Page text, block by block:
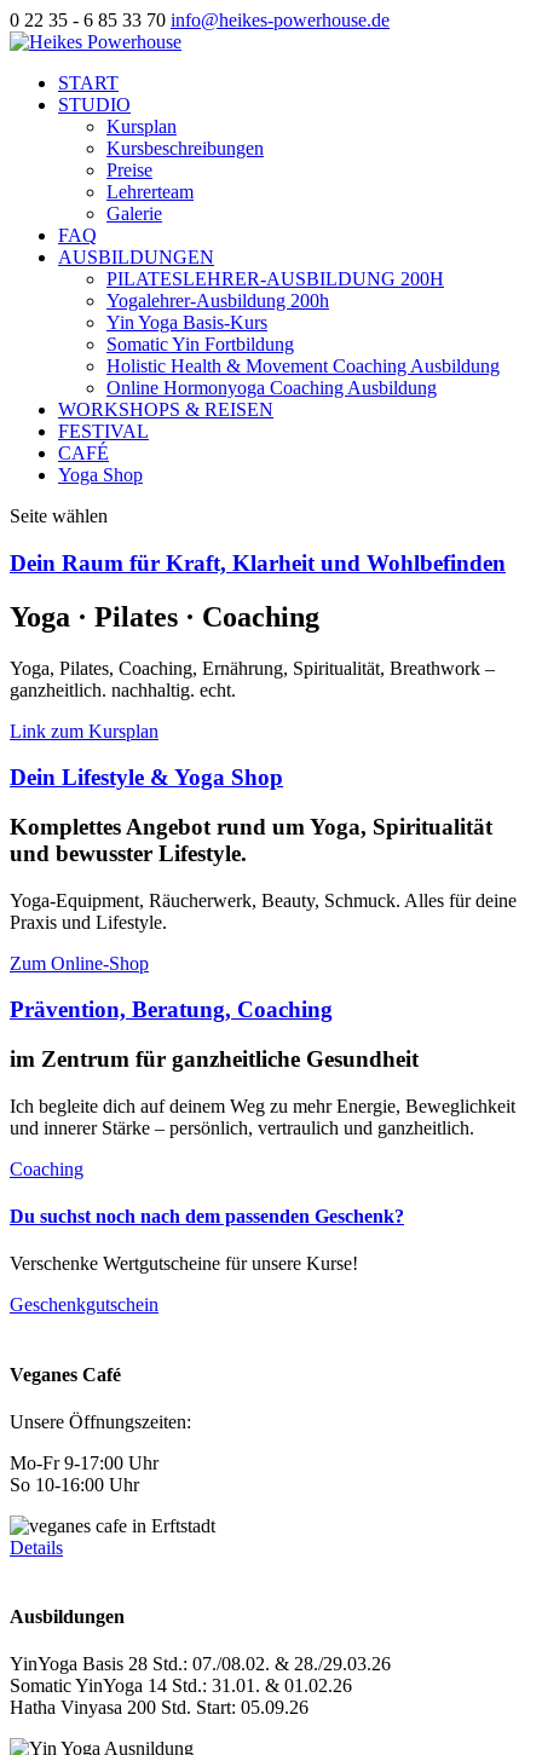
0 22 35 - 6 85 33 70 info@heikes-powerhouse.de
START
STUDIO
Kursplan
Kursbeschreibungen
Preise
Lehrerteam
Galerie
FAQ
AUSBILDUNGEN
PILATESLEHRER-AUSBILDUNG 200H
Yogalehrer-Ausbildung 200h
Yin Yoga Basis-Kurs
Somatic Yin Fortbildung
Holistic Health & Movement Coaching Ausbildung
Online Hormonyoga Coaching Ausbildung
WORKSHOPS & REISEN
FESTIVAL
CAFÉ
Yoga Shop
Seite wählen
Dein Raum für Kraft, Klarheit und Wohlbefinden
Yoga · Pilates · Coaching
Yoga, Pilates, Coaching, Ernährung, Spiritualität, Breathwork –
ganzheitlich. nachhaltig. echt.
Link zum Kursplan
Dein Lifestyle & Yoga Shop
Komplettes Angebot rund um Yoga, Spiritualität
und bewusster Lifestyle.
Yoga-Equipment, Räucherwerk, Beauty, Schmuck. Alles für deine
Praxis und Lifestyle.
Zum Online-Shop
Prävention, Beratung, Coaching
im Zentrum für ganzheitliche Gesundheit
Ich begleite dich auf deinem Weg zu mehr Energie, Beweglichkeit
und innerer Stärke – persönlich, vertraulich und ganzheitlich.
Coaching
Du suchst noch nach dem passenden Geschenk?
Verschenke Wertgutscheine für unsere Kurse!
Geschenkgutschein
Veganes Café
Unsere Öffnungszeiten:
Mo-Fr 9-17:00 Uhr
So 10-16:00 Uhr
Details
Ausbildungen
YinYoga Basis 28 Std.: 07./08.02. & 28./29.03.26
Somatic YinYoga 14 Std.: 31.01. & 01.02.26
Hatha Vinyasa 200 Std. Start: 05.09.26